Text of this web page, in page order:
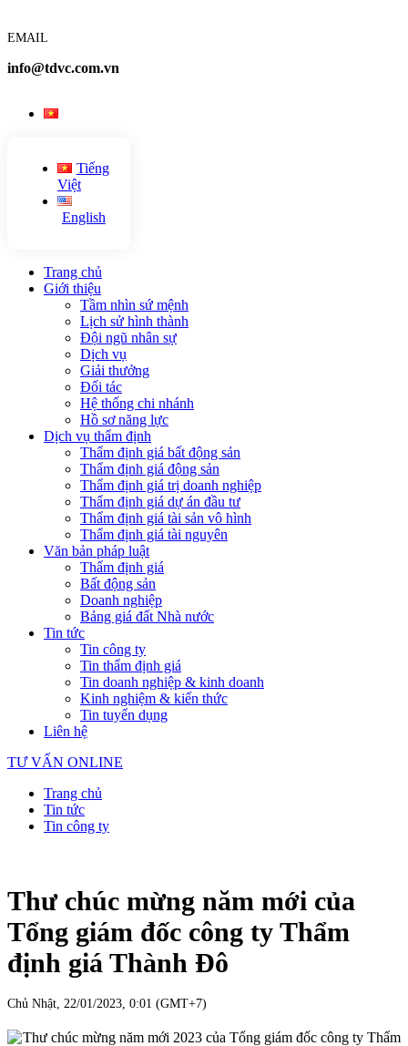
EMAIL
info@tdvc.com.vn
Tiếng
Việt
English
Trang chủ
Giới thiệu
Tầm nhìn sứ mệnh
Lịch sử hình thành
Đội ngũ nhân sự
Dịch vụ
Giải thưởng
Đối tác
Hệ thống chi nhánh
Hồ sơ năng lực
Dịch vụ thẩm định
Thẩm định giá bất động sản
Thẩm định giá động sản
Thẩm định giá trị doanh nghiệp
Thẩm định giá dự án đầu tư
Thẩm định giá tài sản vô hình
Thẩm định giá tài nguyên
Văn bản pháp luật
Thẩm định giá
Bất động sản
Doanh nghiệp
Bảng giá đất Nhà nước
Tin tức
Tin công ty
Tin thẩm định giá
Tin doanh nghiệp & kinh doanh
Kinh nghiệm & kiến thức
Tin tuyển dụng
Liên hệ
TƯ VẤN ONLINE
Trang chủ
Tin tức
Tin công ty
Thư chúc mừng năm mới của
Tổng giám đốc công ty Thẩm
định giá Thành Đô
Chủ Nhật, 22/01/2023, 0:01 (GMT+7)